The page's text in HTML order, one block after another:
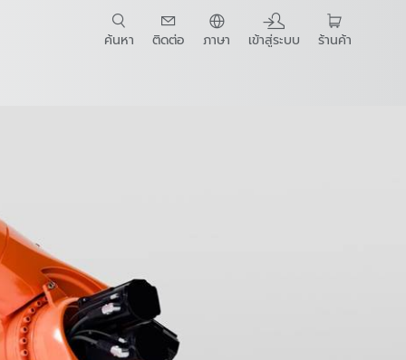
ค้นหา ติดต่อ ภาษา เข้าสู่ระบบ ร้านค้า